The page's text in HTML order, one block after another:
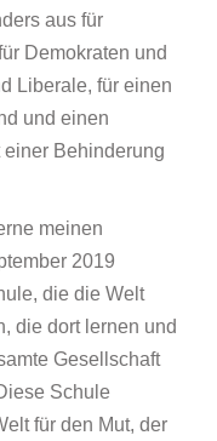
aus für
Demokraten und
Liberale, für einen
und einen
Behinderung
meinen
2019
die die Welt
die dort lernen und
Gesellschaft
Schule
für den Mut, der